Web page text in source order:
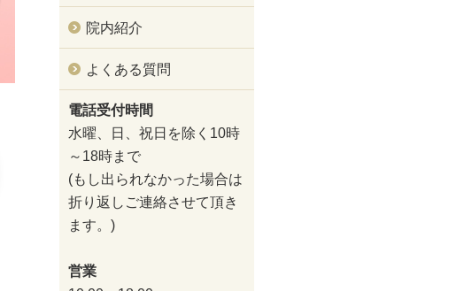
院内紹介
よくある質問
電話受付時間
水曜、日、祝日を除く10時
～18時まで
(もし出られなかった場合は
折り返しご連絡させて頂き
ます。)
営業